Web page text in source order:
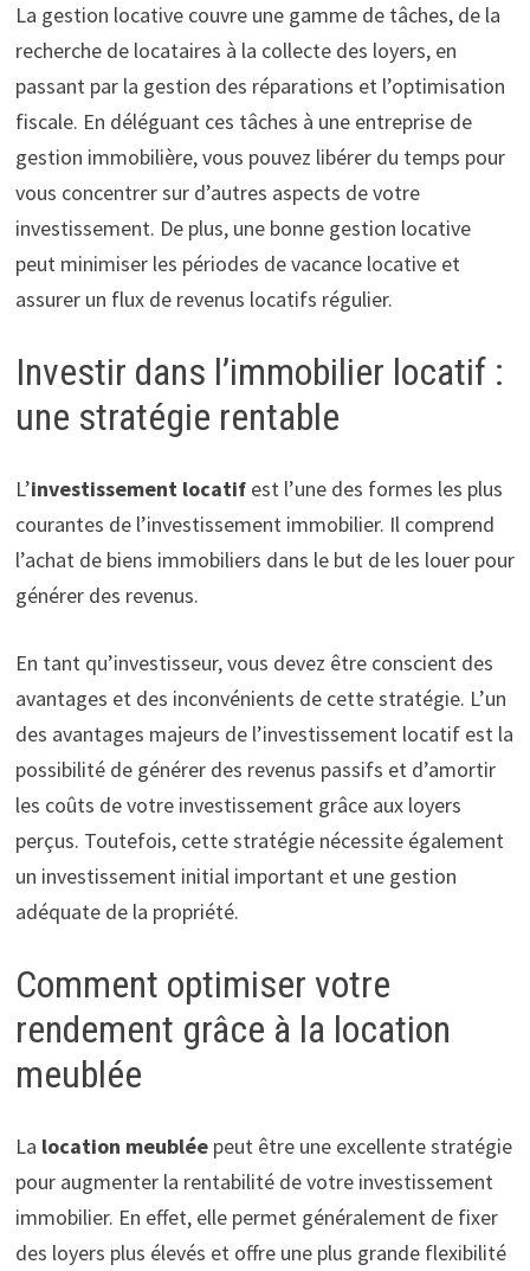
La gestion locative couvre une gamme de tâches, de la
recherche de locataires à la collecte des loyers, en
passant par la gestion des réparations et l’optimisation
fiscale. En déléguant ces tâches à une entreprise de
gestion immobilière, vous pouvez libérer du temps pour
vous concentrer sur d’autres aspects de votre
investissement. De plus, une bonne gestion locative
peut minimiser les périodes de vacance locative et
assurer un flux de revenus locatifs régulier.
Investir dans l’immobilier locatif :
une stratégie rentable
L’investissement locatifest l’une des formes les plus
courantes de l’investissement immobilier. Il comprend
l’achat de biens immobiliers dans le but de les louer pour
générer des revenus.
En tant qu’investisseur, vous devez être conscient des
avantages et des inconvénients de cette stratégie. L’un
des avantages majeurs de l’investissement locatif est la
possibilité de générer des revenus passifs et d’amortir
les coûts de votre investissement grâce aux loyers
perçus. Toutefois, cette stratégie nécessite également
un investissement initial important et une gestion
adéquate de la propriété.
Comment optimiser votre
rendement grâce à la location
meublée
La location meubléepeut être une excellente stratégie
pour augmenter la rentabilité de votre investissement
immobilier. En effet, elle permet généralement de fixer
des loyers plus élevés et offre une plus grande flexibilité